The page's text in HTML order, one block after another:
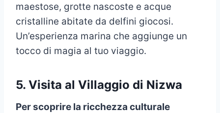
maestose, grotte nascoste e acque
cristalline abitate da delfini giocosi.
Un’esperienza marina che aggiunge un
tocco di magia al tuo viaggio.
5. Visita al Villaggio di Nizwa
Per scoprire la ricchezza culturale